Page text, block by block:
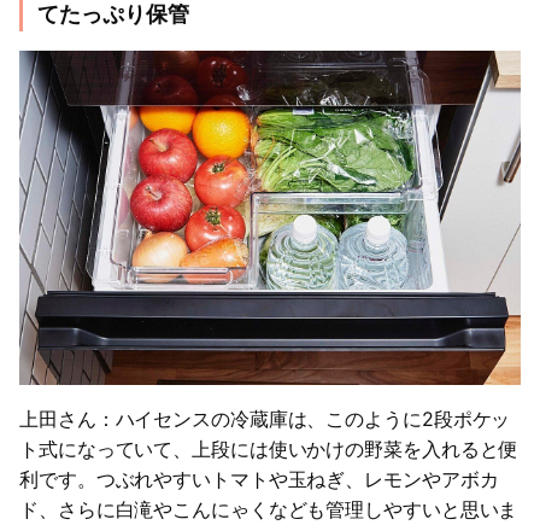
てたっぷり保管
上田さん：ハイセンスの冷蔵庫は、このように2段ポケッ
ト式になっていて、上段には使いかけの野菜を入れると便
利です。つぶれやすいトマトや玉ねぎ、レモンやアボカ
ド、さらに白滝やこんにゃくなども管理しやすいと思いま